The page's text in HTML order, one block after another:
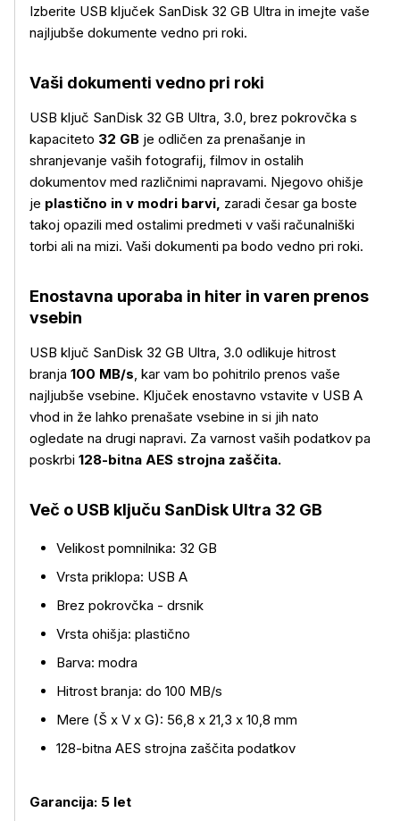
Več o izdelku
Izberite USB ključek SanDisk 32 GB Ultra in imejte vaše
najljubše dokumente vedno pri roki.
Vaši dokumenti vedno pri roki
USB ključ SanDisk 32 GB Ultra, 3.0, brez pokrovčka s
kapaciteto 32 GB je odličen za prenašanje in
shranjevanje vaših fotografij, filmov in ostalih
dokumentov med različnimi napravami. Njegovo ohišje
je plastično in v modri barvi, zaradi česar ga boste
takoj opazili med ostalimi predmeti v vaši računalniški
torbi ali na mizi. Vaši dokumenti pa bodo vedno pri roki.
Enostavna uporaba in hiter in varen prenos
vsebin
USB ključ SanDisk 32 GB Ultra, 3.0 odlikuje hitrost
branja 100 MB/s, kar vam bo pohitrilo prenos vaše
najljubše vsebine. Ključek enostavno vstavite v USB A
vhod in že lahko prenašate vsebine in si jih nato
ogledate na drugi napravi. Za varnost vaših podatkov pa
poskrbi 128-bitna AES strojna zaščita.
Več o USB ključu SanDisk Ultra 32 GB
Velikost pomnilnika: 32 GB
Vrsta priklopa: USB A
Brez pokrovčka - drsnik
Vrsta ohišja: plastično
Barva: modra
Hitrost branja: do 100 MB/s
Mere (Š x V x G): 56,8 x 21,3 x 10,8 mm
128-bitna AES strojna zaščita podatkov
Garancija: 5 let